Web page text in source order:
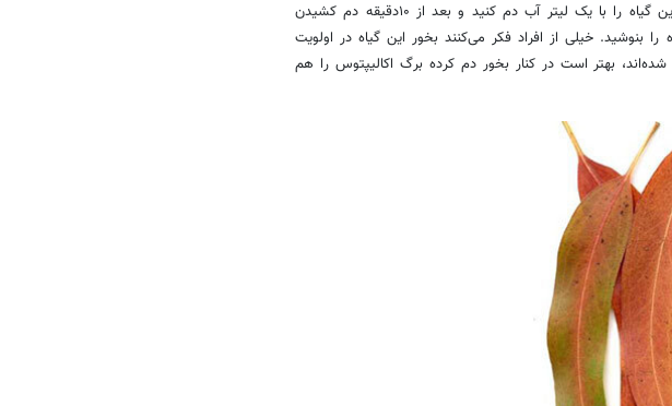
عفونت‌های مجاری تنفسی دچار شدید ۵۰گرم برگ این گیاه را با یک لیتر آب دم کنید و بعد از ۱۰‌دقیقه دم کشیدن
بنوشید. خیلی از افراد فکر می‌کنند بخور این گیاه در اولویت
بهتر است در کنار بخور دم کرده برگ اکالیپتوس را هم